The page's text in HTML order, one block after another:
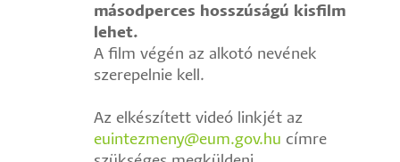
másodperces hosszúságú kisfilm
lehet.
A film végén az alkotó nevének
szerepelnie kell.
Az elkészített videó linkjét az
euintezmeny@eum.gov.hu címre